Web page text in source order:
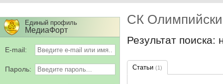
СК
Результат
Статьи (1)
Единый профиль
МедиаФорт
E-mail:
Пароль: